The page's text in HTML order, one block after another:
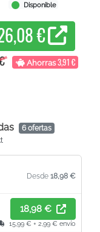
Disponible
€
Ahorras3,91 €
6 ofertas
Desde 18,98 €
18,98 €
15,99 € + 2,99 € envío